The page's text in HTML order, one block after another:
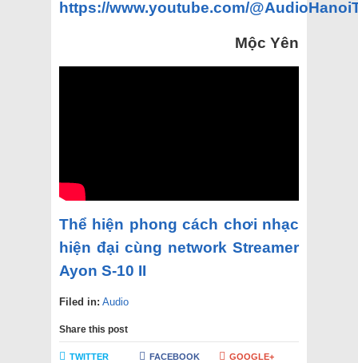
https://www.youtube.com/
Mộc Yên
Thể hiện phong cách chơi nhạc
hiện đại cùng network Streamer
Ayon S-10 II
Filed in: Audio
Share this post
TWITTER FACEBOOK GOOGLE+